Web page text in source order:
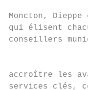
Moncton,
qui élisent
conseillers
accroître les
services clés,